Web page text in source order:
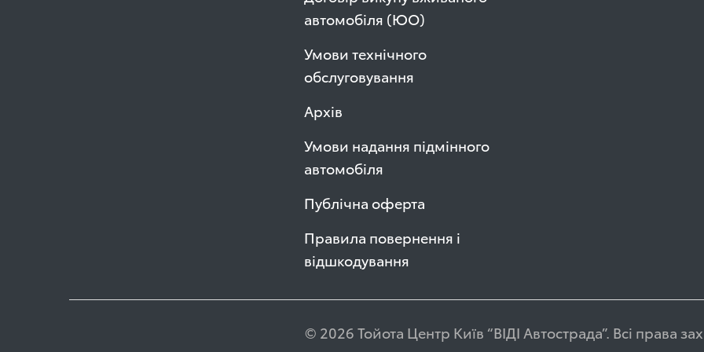
автомобіля (ЮО)
Умови технічного
обслуговування
Архів
Умови надання підмінного
автомобіля
Публічна оферта
Правила повернення і
відшкодування
© 2026 Тойота Центр Київ “ВІДІ Автострада”. Всі права